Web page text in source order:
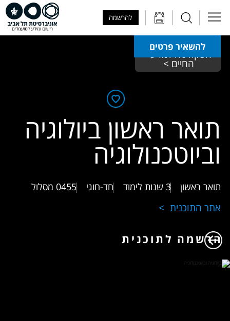
להרשמה
להשאיר פרטים
הפקולטה למדעי
החיים >
תואר ראשון ביולוגיה
וביוטכנולוגיה
תואר ראשון 3 שנות לימוד חד-חוגי 0455 מסלול
אתר התוכנית
הרשמה לתוכנית